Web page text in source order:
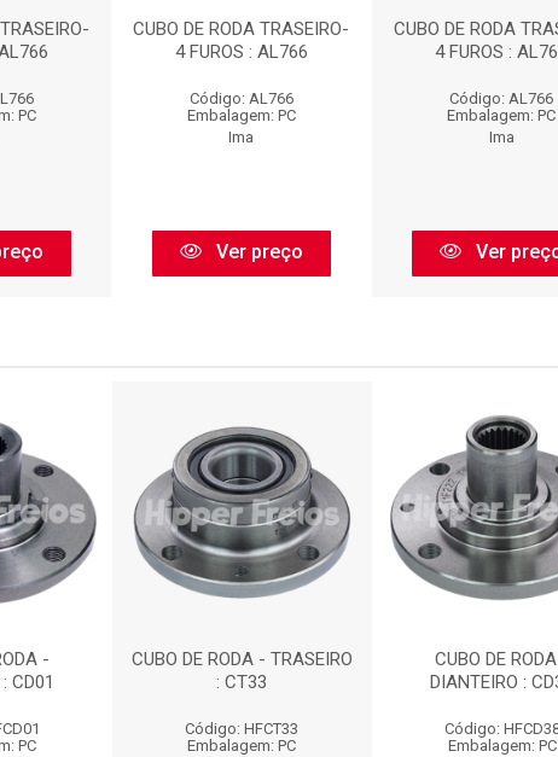
PC
CUBO DE RODA TRASEIRO-
4 FUROS : AL766
Código: AL766
Embalagem: PC
Ima
Ver preço
CUBO DE RODA
4 FUROS :
Código: AL766
Embalagem: PC
Ima
Ver
-
CD01
PC
CUBO DE RODA - TRASEIRO
: CT33
Código: HFCT33
Embalagem: PC
CUBO DE
DIANTEIRO :
Código:
Embalagem: PC